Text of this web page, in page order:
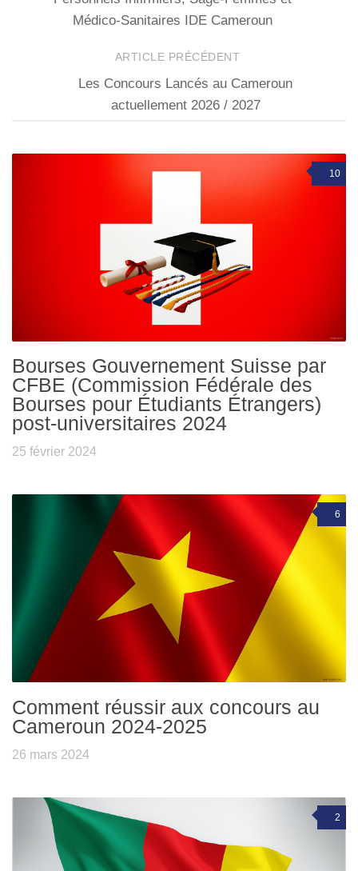
Médico-Sanitaires IDE Cameroun
ARTICLE PRÉCÉDENT
Les Concours Lancés au Cameroun
actuellement 2026 / 2027
10
Bourses Gouvernement Suisse par
CFBE (Commission Fédérale des
Bourses pour Étudiants Étrangers)
post-universitaires 2024
25 février 2024
6
Comment réussir aux concours au
Cameroun 2024-2025
26 mars 2024
2